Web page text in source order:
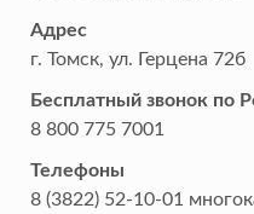
Адрес
г. Томск, ул. Герцена 72б
Бесплатный звонок по
8 800 775 7001
Телефоны
8 (3822) 52-10-01